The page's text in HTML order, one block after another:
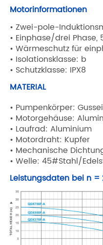
Motorinformationen
• Zwei-pole-
• Einphase/drei
• Wärmeschutz für
• Isolationsklasse: b
• Schutzklasse: IPX8
MATERIAL
• Pumpenkörper:
• Motorgehäuse:
• Laufrad: Aluminium
• Motordraht: Kupfer
• Mechanische
• Welle: 45#Stahl/
Leistungsdaten bei n